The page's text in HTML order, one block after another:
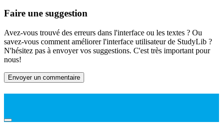
Faire une suggestion
Avez-vous trouvé des erreurs dans l'interface ou les textes ? Ou
savez-vous comment améliorer l'interface utilisateur de StudyLib ?
N'hésitez pas à envoyer vos suggestions. C'est très important pour
nous!
Envoyer un commentaire